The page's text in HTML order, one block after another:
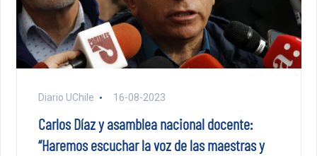
Diario UChile 16-08-2023
Carlos Díaz y asamblea nacional docente:
“Haremos escuchar la voz de las maestras y